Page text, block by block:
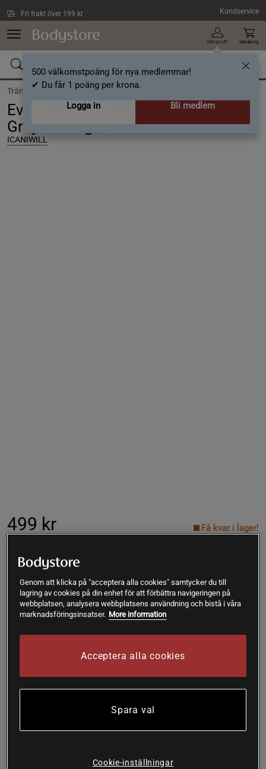
Fri frakt över 199 kr Kundservice
Min profil
500 välkomstpoäng för nya medlemmar!
✔ Du får 1 poäng per krona.
Logga in
Bli medlem
Varukorg
Träning / Träningskläder dam /Shorts
Everyday Terry Mid Shorts, Light
Grey Melange, L
ICANIWILL
499 kr Få kvar i lager!
Large
Lägg i varukorgen
Genom att klicka på "acceptera alla cookies" samtycker du till
lagring av cookies på din enhet för att förbättra navigeringen på
webbplatsen, analysera webbplatsens användning och bistå i våra
marknadsföringsinsatser. More information
Acceptera alla cookies
Spara val
Cookie-inställningar